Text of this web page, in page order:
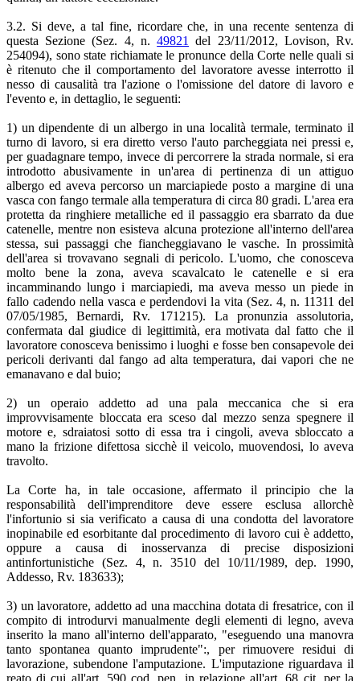
3.2. Si deve, a tal fine, ricordare che, in una recente sentenza di
questa Sezione (Sez. 4, n.49821
del 23/11/2012, Lovison, Rv.
254094), sono state richiamate le pronunce della Corte nelle quali si
è ritenuto che il comportamento del lavoratore avesse interrotto il
nesso di causalità tra l'azione o l'omissione del datore di lavoro e
l'evento e, in dettaglio, le seguenti:
1) un dipendente di un albergo in una località termale, terminato il
turno di lavoro, si era diretto verso l'auto parcheggiata nei pressi e,
per guadagnare tempo, invece di percorrere la strada normale, si era
introdotto abusivamente in un'area di pertinenza di un attiguo
albergo ed aveva percorso un marciapiede posto a margine di una
vasca con fango termale alla temperatura di circa 80 gradi. L'area era
protetta da ringhiere metalliche ed il passaggio era sbarrato da due
catenelle, mentre non esisteva alcuna protezione all'interno dell'area
stessa, sui passaggi che fiancheggiavano le vasche. In prossimità
dell'area si trovavano segnali di pericolo. L'uomo, che conosceva
molto bene la zona, aveva scavalcato le catenelle e si era
incamminando lungo i marciapiedi, ma aveva messo un piede in
fallo cadendo nella vasca e perdendovi la vita (Sez. 4, n. 11311 del
07/05/1985, Bernardi, Rv. 171215). La pronunzia assolutoria,
confermata dal giudice di legittimità, era motivata dal fatto che il
lavoratore conosceva benissimo i luoghi e fosse ben consapevole dei
pericoli derivanti dal fango ad alta temperatura, dai vapori che ne
emanavano e dal buio;
2) un operaio addetto ad una pala meccanica che si era
improvvisamente bloccata era sceso dal mezzo senza spegnere il
motore e, sdraiatosi sotto di essa tra i cingoli, aveva sbloccato a
mano la frizione difettosa sicchè il veicolo, muovendosi, lo aveva
travolto.
La Corte ha, in tale occasione, affermato il principio che la
responsabilità dell'imprenditore deve essere esclusa allorchè
l'infortunio si sia verificato a causa di una condotta del lavoratore
inopinabile ed esorbitante dal procedimento di lavoro cui è addetto,
oppure a causa di inosservanza di precise disposizioni
antinfortunistiche (Sez. 4, n. 3510 del 10/11/1989, dep. 1990,
Addesso, Rv. 183633);
3) un lavoratore, addetto ad una macchina dotata di fresatrice, con il
compito di introdurvi manualmente degli elementi di legno, aveva
inserito la mano all'interno dell'apparato, "eseguendo una manovra
tanto spontanea quanto imprudente":, per rimuovere residui di
lavorazione, subendone l'amputazione. L'imputazione riguardava il
reato di cui all'art. 590 cod. pen. in relazione all'art. 68 cit. per la